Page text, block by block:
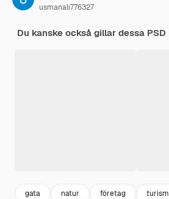
usmanali776327
Du kanske också gillar dessa PSD
gata natur företag turism